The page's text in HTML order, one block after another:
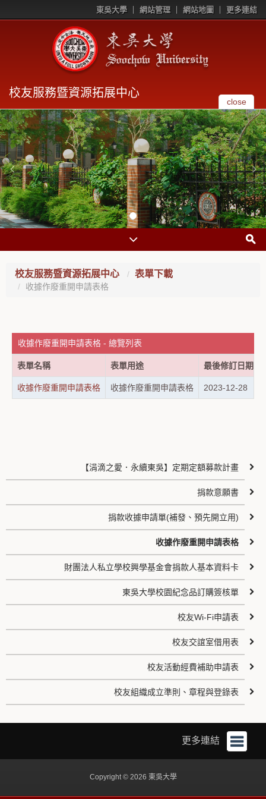
東吳大學 網站管理 網站地圖 更多連結
校友服務暨資源拓展中心
close
校友服務暨資源拓展中心 表單下載
收據作廢重開申請表格
收據作廢重開申請表格 - 總覽列表
表單名稱 表單用途 最後修訂日期
收據作廢重開申請表格 收據作廢重開申請表格 2023-12-28
【涓滴之愛．永續東吳】定期定額募款計畫
捐款意願書
捐款收據申請單(補發、預先開立用)
收據作廢重開申請表格
財團法人私立學校興學基金會捐款人基本資料卡
東吳大學校園紀念品訂購簽核單
校友Wi-Fi申請表
校友交誼室借用表
校友活動經費補助申請表
校友組織成立準則、章程與登錄表
更多連結
Copyright © 2026 東吳大學